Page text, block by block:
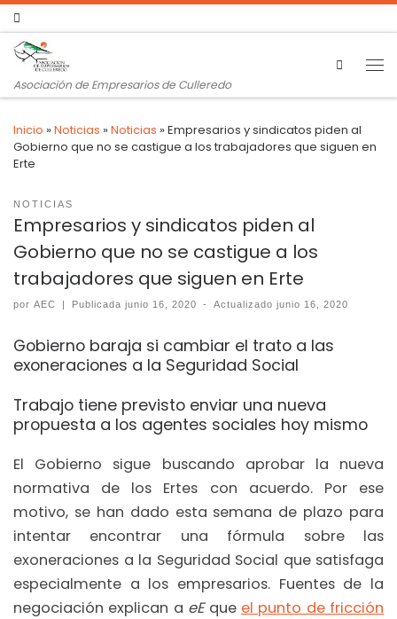
Asociación de Empresarios de Culleredo
Search
Inicio »Noticias »Noticias »Empresarios y sindicatos piden al
Gobierno que no se castigue a los trabajadores que siguen en
Erte
NOTICIAS
Empresarios y sindicatos piden al
Gobierno que no se castigue a los
trabajadores que siguen en Erte
por AEC | Publicadajunio 16, 2020 - Actualizadojunio 16, 2020
Gobierno baraja si cambiar el trato a las
exoneraciones a la Seguridad Social
Trabajo tiene previsto enviar una nueva
propuesta a los agentes sociales hoy mismo
El Gobierno sigue buscando aprobar la nueva
normativa de los Ertes con acuerdo. Por ese
motivo, se han dado esta semana de plazo para
intentar encontrar una fórmula sobre las
exoneraciones a la Seguridad Social que satisfaga
especialmente a los empresarios. Fuentes de la
negociación explican a eE que el punto de fricción